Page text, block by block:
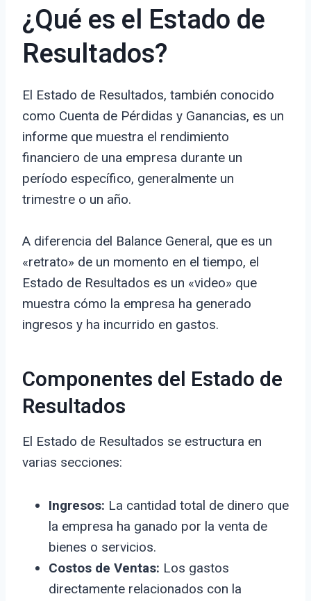
¿Qué es el Estado de
Resultados?
El Estado de Resultados, también conocido
como Cuenta de Pérdidas y Ganancias, es un
informe que muestra el rendimiento
financiero de una empresa durante un
período específico, generalmente un
trimestre o un año.
A diferencia del Balance General, que es un
«retrato» de un momento en el tiempo, el
Estado de Resultados es un «video» que
muestra cómo la empresa ha generado
ingresos y ha incurrido en gastos.
Componentes del Estado de
Resultados
El Estado de Resultados se estructura en
varias secciones:
Ingresos: La cantidad total de dinero que
la empresa ha ganado por la venta de
bienes o servicios.
Costos de Ventas: Los gastos
directamente relacionados con la